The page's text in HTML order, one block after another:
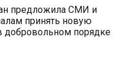
предложила СМИ и
принять новую
добровольном порядке